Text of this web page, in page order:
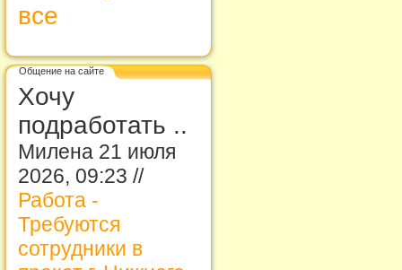
все
Общение на сайте
Хочу
подработать ..
Милена 21 июля
2026, 09:23 //
Работа -
Требуются
сотрудники в